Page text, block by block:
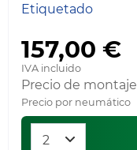
Etiquetado
157,00 €
IVA incluido
Precio de
Precio por neumático